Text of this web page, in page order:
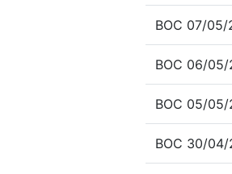
BOC 07/05/
BOC 06/
BOC 05/
BOC 30/